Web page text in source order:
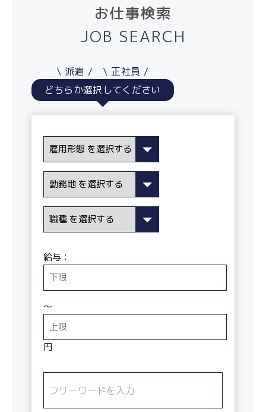
お仕事検索
JOB SEARCH
派遣
正社員
どちらか選択してください
給与：
〜
円